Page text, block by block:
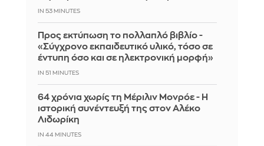
IN 52 MINUTES
Προς εκτύπωση το πολλαπλό βιβλίο -
«Σύγχρονο εκπαιδευτικό υλικό, τόσο σε
έντυπη όσο και σε ηλεκτρονική μορφή»
IN 51 MINUTES
64 χρόνια χωρίς τη Μέριλιν Μονρόε - Η
ιστορική συνέντευξή της στον Αλέκο
Λιδωρίκη
IN 44 MINUTES